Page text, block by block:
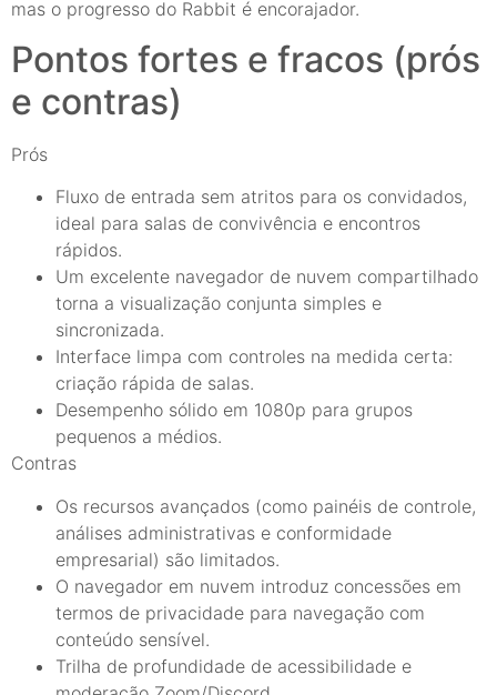
mas o progresso do Rabbit é encorajador.
Pontos fortes e fracos (prós
e contras)
Prós
Fluxo de entrada sem atritos para os convidados,
ideal para salas de convivência e encontros
rápidos.
Um excelente navegador de nuvem compartilhado
torna a visualização conjunta simples e
sincronizada.
Interface limpa com controles na medida certa:
criação rápida de salas.
Desempenho sólido em 1080p para grupos
pequenos a médios.
Contras
Os recursos avançados (como painéis de controle,
análises administrativas e conformidade
empresarial) são limitados.
O navegador em nuvem introduz concessões em
termos de privacidade para navegação com
conteúdo sensível.
Trilha de profundidade de acessibilidade e